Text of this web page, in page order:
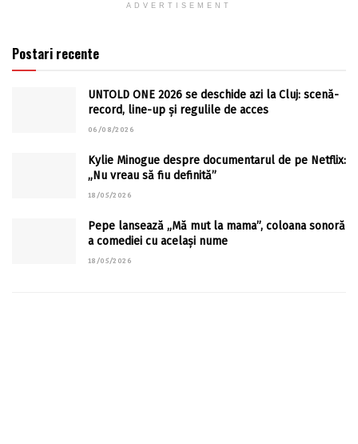
ADVERTISEMENT
Postari recente
UNTOLD ONE 2026 se deschide azi la Cluj: scenă-
record, line-up și regulile de acces
06/08/2026
Kylie Minogue despre documentarul de pe Netflix:
„Nu vreau să fiu definită”
18/05/2026
Pepe lansează „Mă mut la mama”, coloana sonoră
a comediei cu același nume
18/05/2026